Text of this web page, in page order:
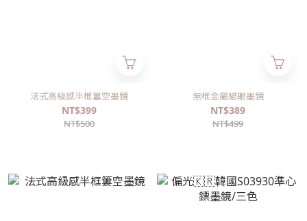
法式高級感半框簍空墨鏡
NT$399
NT$500
無框金屬貓眼墨鏡
NT$389
NT$499